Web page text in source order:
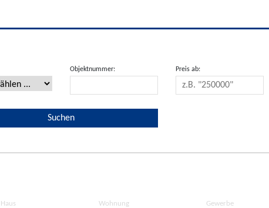
Objektnummer: Preis ab:
Haus Wohnung Gewerbe